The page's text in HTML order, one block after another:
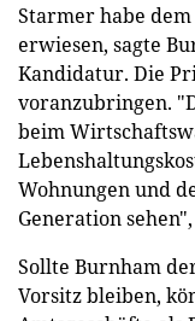
Starmer habe
erwiesen, sagte
Kandidatur. Die
voranzubringen.
beim
Wohnungen und
Generation
Sollte Burnham
Vorsitz bleiben,